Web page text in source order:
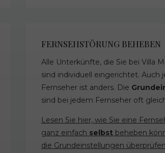
FERNSEHSTÖRUNG BEHEBEN
Alle Unterkünfte, die Sie bei Villa
sind individuell eingerichtet. Auch
Fernseher ist anders. Die
sind bei jedem Fernseher oft
Lesen Sie hier, wie Sie eine
ganz einfach selbst beheben
die Grundeinstellungen